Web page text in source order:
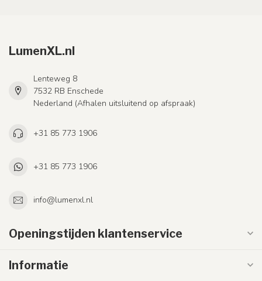
LumenXL.nl
Lenteweg 8
7532 RB Enschede
Nederland (Afhalen uitsluitend op afspraak)
+31 85 773 1906
+31 85 773 1906
info@lumenxl.nl
Openingstijden klantenservice
Informatie